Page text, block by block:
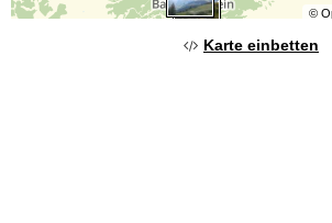
©
Karte einbetten